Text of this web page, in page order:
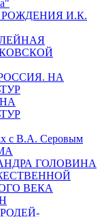
РОЖДЕНИЯ И.К.
НА
с В.А. Серовым
ГОЛОВИНА
ВЕКА